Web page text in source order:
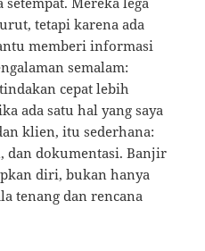
tetapi karena ada
memberi informasi
semalam:
cepat lebih
ada satu hal yang saya
klien, itu sederhana:
dan dokumentasi. Banjir
diri, bukan hanya
tenang dan rencana